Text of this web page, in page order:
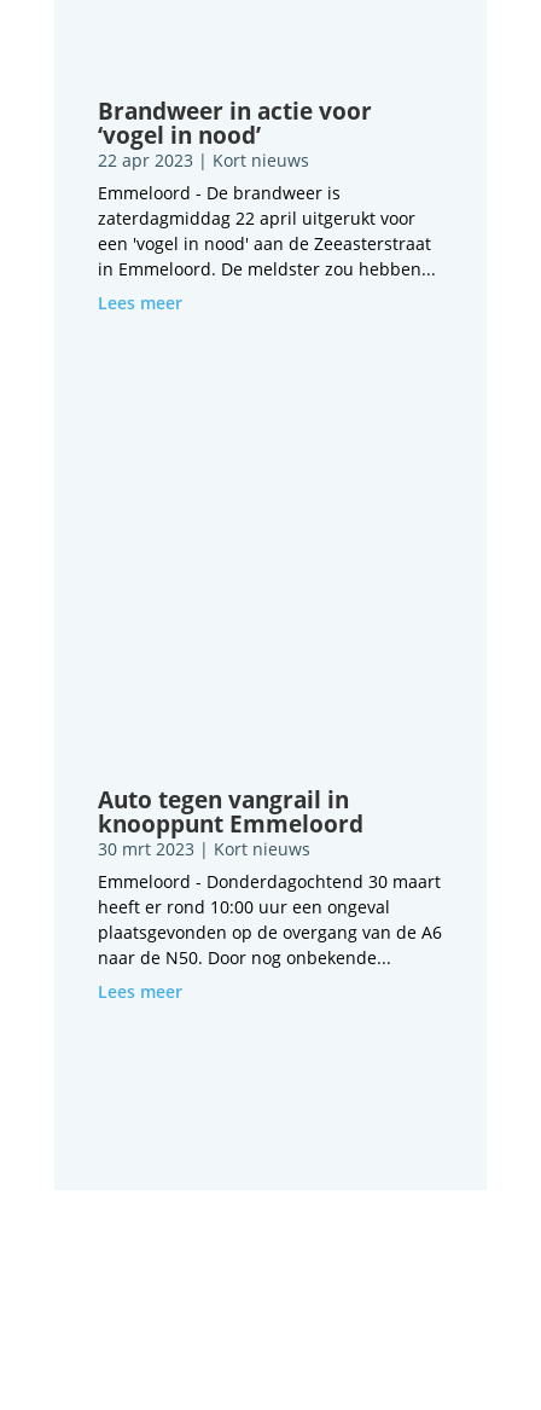
Brandweer in actie voor
‘vogel in nood’
22 apr 2023 | Kort nieuws
Emmeloord - De brandweer is
zaterdagmiddag 22 april uitgerukt voor
een 'vogel in nood' aan de Zeeasterstraat
in Emmeloord. De meldster zou hebben...
Lees meer
Auto tegen vangrail in
knooppunt Emmeloord
30 mrt 2023 | Kort nieuws
Emmeloord - Donderdagochtend 30 maart
heeft er rond 10:00 uur een ongeval
plaatsgevonden op de overgang van de A6
naar de N50. Door nog onbekende...
Lees meer